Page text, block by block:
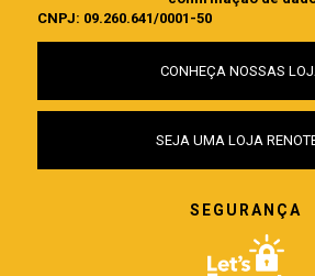
CNPJ: 09.260.641/0001-50
CONHEÇA NOSSAS
SEJA UMA LOJA
SEGURANÇA